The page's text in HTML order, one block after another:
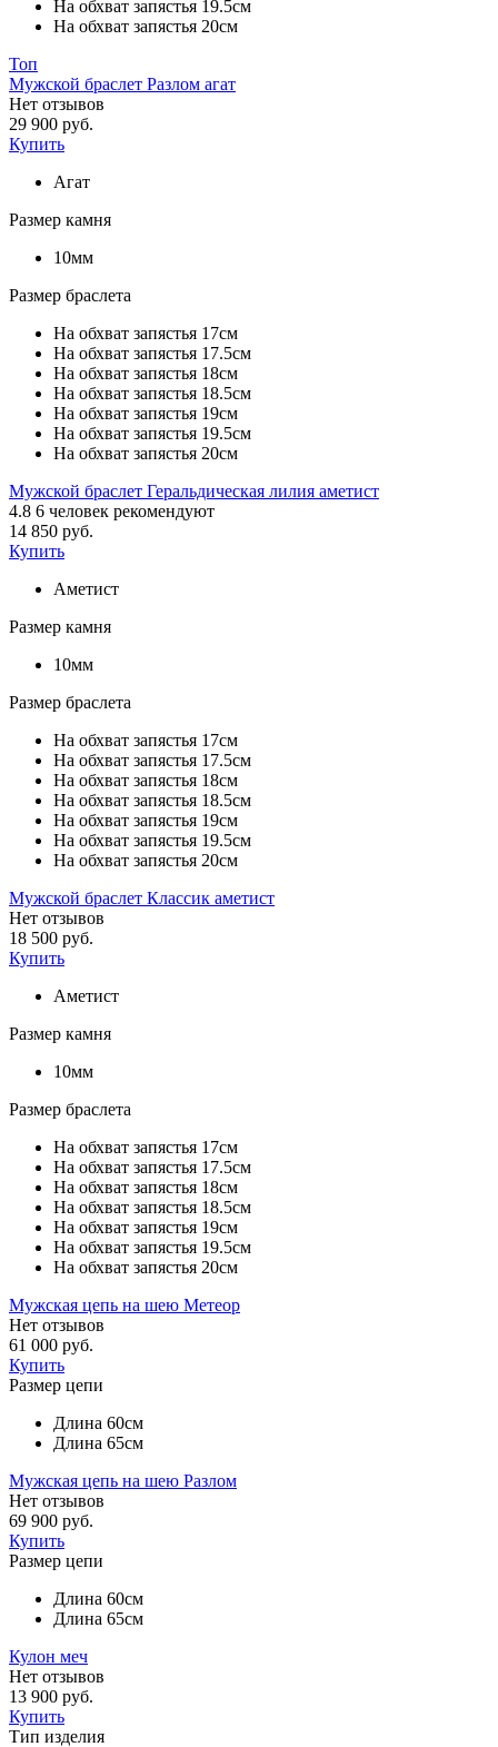
На обхват запястья 19.5см
На обхват запястья 20см
Топ
Мужской браслет Разлом агат
Нет отзывов
29 900 руб.
Купить
Агат
Размер камня
10мм
Размер браслета
На обхват запястья 17см
На обхват запястья 17.5см
На обхват запястья 18см
На обхват запястья 18.5см
На обхват запястья 19см
На обхват запястья 19.5см
На обхват запястья 20см
Мужской браслет Геральдическая лилия аметист
4.8 6 человек рекомендуют
14 850 руб.
Купить
Аметист
Размер камня
10мм
Размер браслета
На обхват запястья 17см
На обхват запястья 17.5см
На обхват запястья 18см
На обхват запястья 18.5см
На обхват запястья 19см
На обхват запястья 19.5см
На обхват запястья 20см
Мужской браслет Классик аметист
Нет отзывов
18 500 руб.
Купить
Аметист
Размер камня
10мм
Размер браслета
На обхват запястья 17см
На обхват запястья 17.5см
На обхват запястья 18см
На обхват запястья 18.5см
На обхват запястья 19см
На обхват запястья 19.5см
На обхват запястья 20см
Мужская цепь на шею Метеор
Нет отзывов
61 000 руб.
Купить
Размер цепи
Длина 60см
Длина 65см
Мужская цепь на шею Разлом
Нет отзывов
69 900 руб.
Купить
Размер цепи
Длина 60см
Длина 65см
Кулон меч
Нет отзывов
13 900 руб.
Купить
Тип изделия